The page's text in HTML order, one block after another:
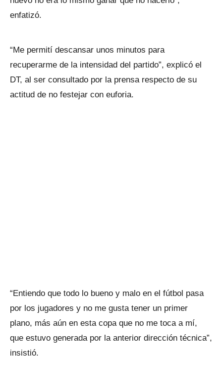
enfatizó.
“Me permití descansar unos minutos para
recuperarme de la intensidad del partido”, explicó el
DT, al ser consultado por la prensa respecto de su
actitud de no festejar con euforia.
“Entiendo que todo lo bueno y malo en el fútbol pasa
por los jugadores y no me gusta tener un primer
plano, más aún en esta copa que no me toca a mí,
que estuvo generada por la anterior dirección técnica”,
insistió.